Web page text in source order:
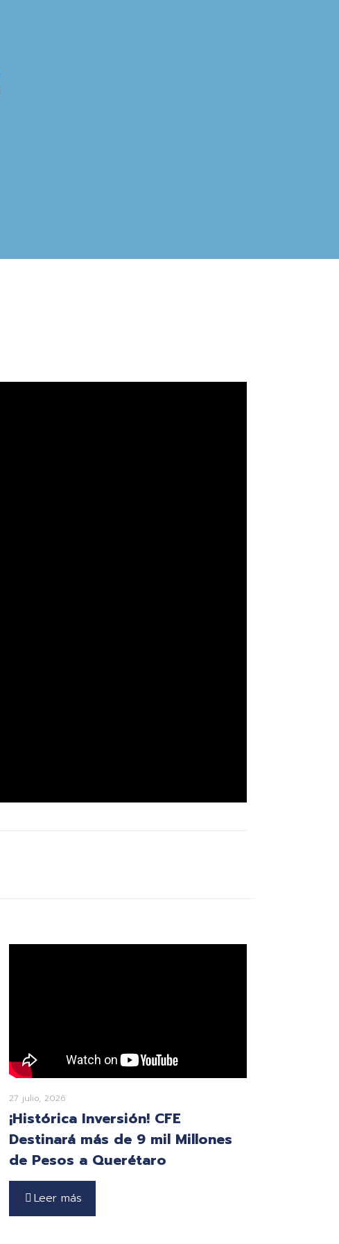
27 julio, 2026
¡Histórica Inversión! CFE
Destinará más de 9 mil Millones
de Pesos a Querétaro
Leer más